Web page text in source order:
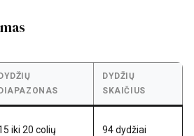
DYDŽIŲ
SKAIČIUS
iki 20 colių 94 dydžiai